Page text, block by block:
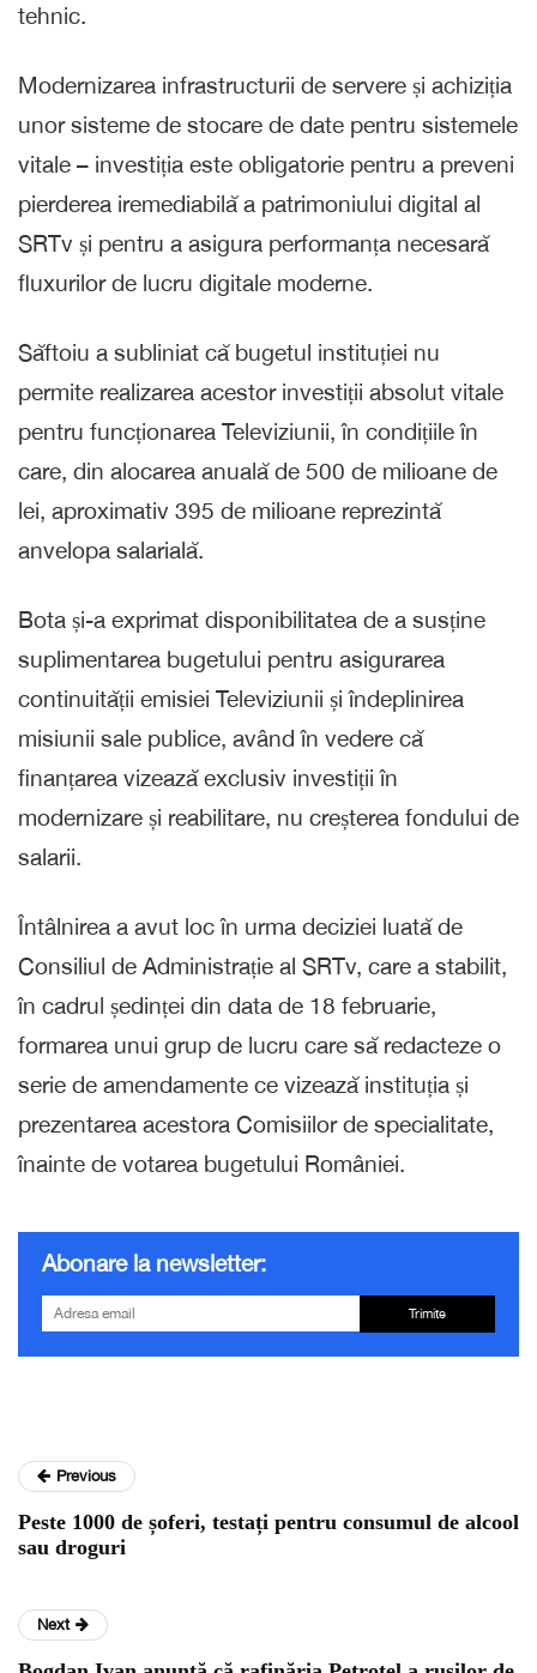
tehnic.
Modernizarea infrastructurii de servere și achiziția
unor sisteme de stocare de date pentru sistemele
vitale – investiția este obligatorie pentru a preveni
pierderea iremediabilă a patrimoniului digital al
SRTv și pentru a asigura performanța necesară
fluxurilor de lucru digitale moderne.
Săftoiu a subliniat că bugetul instituției nu
permite realizarea acestor investiții absolut vitale
pentru funcționarea Televiziunii, în condițiile în
care, din alocarea anuală de 500 de milioane de
lei, aproximativ 395 de milioane reprezintă
anvelopa salarială.
Bota și-a exprimat disponibilitatea de a susține
suplimentarea bugetului pentru asigurarea
continuității emisiei Televiziunii și îndeplinirea
misiunii sale publice, având în vedere că
finanțarea vizează exclusiv investiții în
modernizare și reabilitare, nu creșterea fondului de
salarii.
Întâlnirea a avut loc în urma deciziei luată de
Consiliul de Administrație al SRTv, care a stabilit,
în cadrul ședinței din data de 18 februarie,
formarea unui grup de lucru care să redacteze o
serie de amendamente ce vizează instituția și
prezentarea acestora Comisiilor de specialitate,
înainte de votarea bugetului României.
Abonare la newsletter:
Trimite
Previous
Peste 1000 de șoferi, testați pentru consumul de alcool
sau droguri
Next